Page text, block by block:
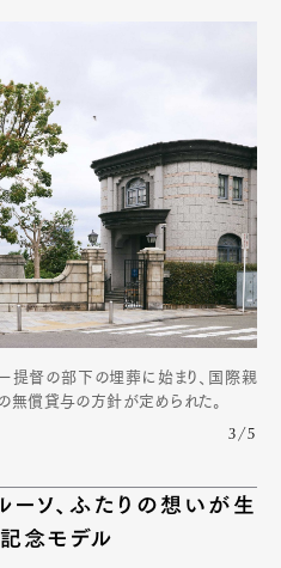
提督の部下の埋葬に始まり、国際親
償貸与の方針が定められた。
3/5
ーソ、ふたりの想いが生
念モデル